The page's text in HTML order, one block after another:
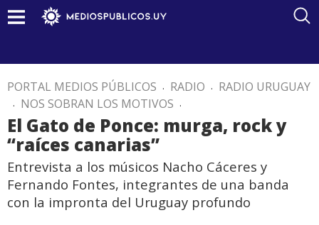
PORTAL MEDIOS PÚBLICOS . RADIO . RADIO URUGUAY
. NOS SOBRAN LOS MOTIVOS .
El Gato de Ponce: murga, rock y
“raíces canarias”
Entrevista a los músicos Nacho Cáceres y
Fernando Fontes, integrantes de una banda
con la impronta del Uruguay profundo